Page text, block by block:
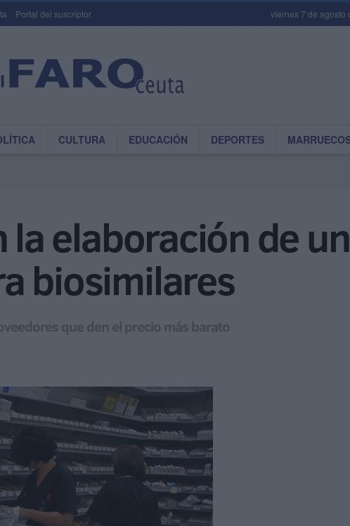
Portal del suscriptor viernes 7 de agosto
CULTURA EDUCACIÓN DEPORTES
elaboración de un
biosimilares
que den el precio más barato